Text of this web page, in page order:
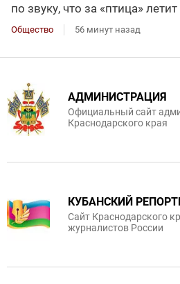
по звуку, что за «птица» летит
Общество 56 минут назад
АДМИНИСТРАЦИЯ
Официальный сайт
Краснодарского края
КУБАНСКИЙ
Сайт Краснодарского
журналистов России